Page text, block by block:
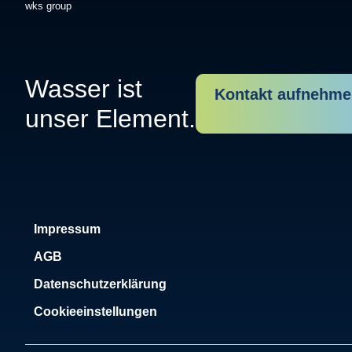
wks group
Wasser ist
unser Element.
Kontakt
Impressum
AGB
Datenschutzerklärung
Cookieeinstellungen